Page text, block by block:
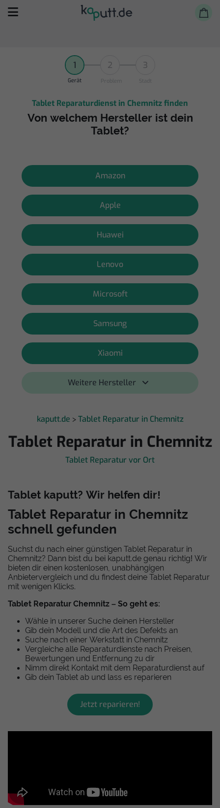
Selbst reparieren
Reparieren lassen
Shop
1
Gerät
2
Problem
3
Tablet Reparaturdienst in Chemnitz finden
Von welchem Hersteller ist dein
Tablet?
Amazon
Apple
Huawei
Lenovo
Microsoft
Samsung
Xiaomi
Weitere Hersteller
kaputt.de > Tablet Reparatur in Chemnitz
Tablet Reparatur in Chemnitz
Tablet Reparatur vor Ort
Tablet kaputt? Wir helfen dir!
Tablet Reparatur in Chemnitz
schnell gefunden
Suchst du nach einer günstigen Tablet Reparatur in
Chemnitz? Dann bist du bei kaputt.de genau richtig! Wir
bieten dir einen kostenlosen, unabhängigen
Anbietervergleich und du findest deine Tablet Reparatur
mit wenigen Klicks.
Tablet Reparatur Chemnitz – So geht es:
Wähle in unserer Suche deinen Hersteller
Gib dein Modell und die Art des Defekts an
Suche nach einer Werkstatt in Chemnitz
Vergleiche alle Reparaturdienste nach Preisen,
Bewertungen und Entfernung zu dir
Nimm direkt Kontakt mit dem Reparaturdienst auf
Gib dein Tablet ab und lass es reparieren
Jetzt reparieren!